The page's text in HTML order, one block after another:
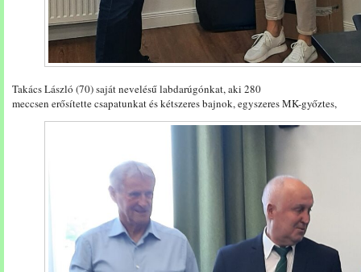
Takács László (70) saját nevelésű labdarúgónkat, aki 280
meccsen erősítette csapatunkat és kétszeres bajnok, egyszeres MK-győztes,